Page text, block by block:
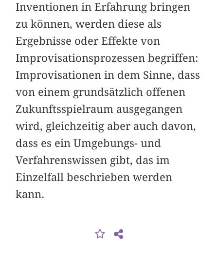
Inventionen in Erfahrung bringen
zu können, werden diese als
Ergebnisse oder Effekte von
Improvisationsprozessen begriffen:
Improvisationen in dem Sinne, dass
von einem grundsätzlich offenen
Zukunftsspielraum ausgegangen
wird, gleichzeitig aber auch davon,
dass es ein Umgebungs- und
Verfahrenswissen gibt, das im
Einzelfall beschrieben werden
kann.